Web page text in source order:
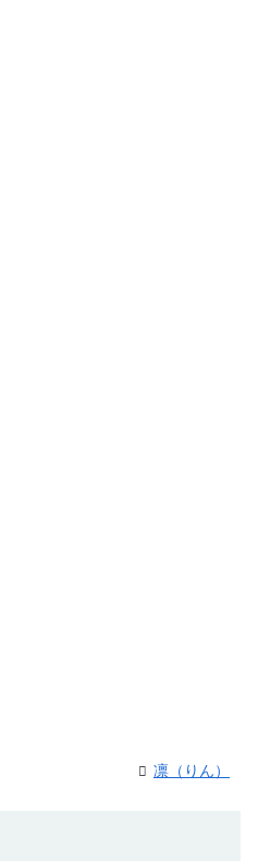
凛（りん）